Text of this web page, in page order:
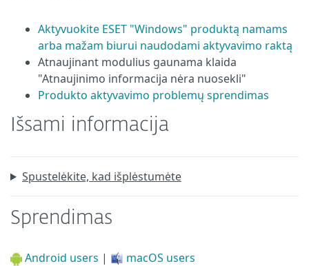
Aktyvuokite ESET "Windows" produktą namams
arba mažam biurui naudodami aktyvavimo raktą
Atnaujinant modulius gaunama klaida
"Atnaujinimo informacija nėra nuosekli"
Produkto aktyvavimo problemų sprendimas
Išsami informacija
Spustelėkite, kad išplėstumėte
Sprendimas
Android users | macOS users